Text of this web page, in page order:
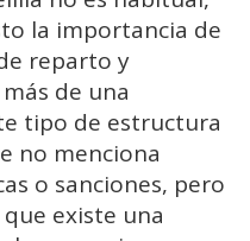
la importancia de
reparto y
de una
tipo de estructura
no menciona
o sanciones, pero
existe una